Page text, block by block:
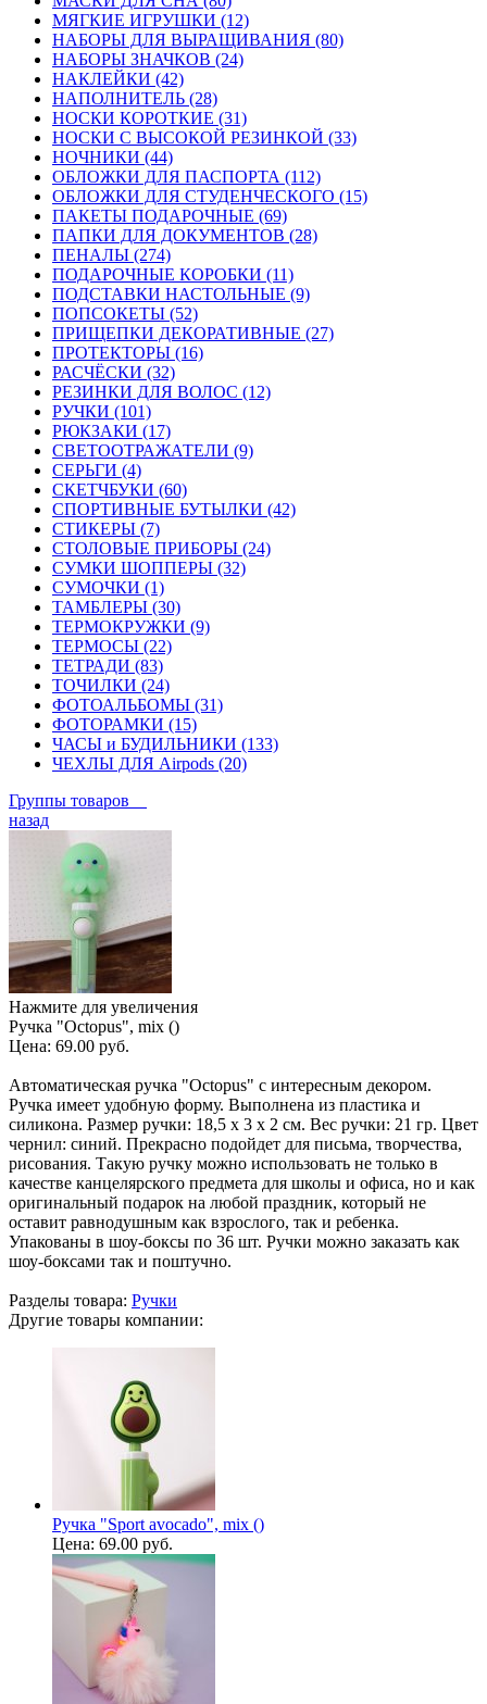
МЯГКИЕ ИГРУШКИ (12)
НАБОРЫ ДЛЯ ВЫРАЩИВАНИЯ (80)
НАБОРЫ ЗНАЧКОВ (24)
НАКЛЕЙКИ (42)
НАПОЛНИТЕЛЬ (28)
НОСКИ КОРОТКИЕ (31)
НОСКИ С ВЫСОКОЙ РЕЗИНКОЙ (33)
НОЧНИКИ (44)
ОБЛОЖКИ ДЛЯ ПАСПОРТА (112)
ОБЛОЖКИ ДЛЯ СТУДЕНЧЕСКОГО (15)
ПАКЕТЫ ПОДАРОЧНЫЕ (69)
ПАПКИ ДЛЯ ДОКУМЕНТОВ (28)
ПЕНАЛЫ (274)
ПОДАРОЧНЫЕ КОРОБКИ (11)
ПОДСТАВКИ НАСТОЛЬНЫЕ (9)
ПОПСОКЕТЫ (52)
ПРИЩЕПКИ ДЕКОРАТИВНЫЕ (27)
ПРОТЕКТОРЫ (16)
РАСЧЁСКИ (32)
РЕЗИНКИ ДЛЯ ВОЛОС (12)
РУЧКИ (101)
РЮКЗАКИ (17)
СВЕТООТРАЖАТЕЛИ (9)
СЕРЬГИ (4)
СКЕТЧБУКИ (60)
СПОРТИВНЫЕ БУТЫЛКИ (42)
СТИКЕРЫ (7)
СТОЛОВЫЕ ПРИБОРЫ (24)
СУМКИ ШОППЕРЫ (32)
СУМОЧКИ (1)
ТАМБЛЕРЫ (30)
ТЕРМОКРУЖКИ (9)
ТЕРМОСЫ (22)
ТЕТРАДИ (83)
ТОЧИЛКИ (24)
ФОТОАЛЬБОМЫ (31)
ФОТОРАМКИ (15)
ЧАСЫ и БУДИЛЬНИКИ (133)
ЧЕХЛЫ ДЛЯ Airpods (20)
Группы товаров
назад
Нажмите для увеличения
Ручка "Octopus", mix ()
Цена: 69.00 руб.
Автоматическая ручка "Octopus" с интересным декором.
Ручка имеет удобную форму. Выполнена из пластика и
силикона. Размер ручки: 18,5 х 3 х 2 см. Вес ручки: 21 гр. Цвет
чернил: синий. Прекрасно подойдет для письма, творчества,
рисования. Такую ручку можно использовать не только в
качестве канцелярского предмета для школы и офиса, но и как
оригинальный подарок на любой праздник, который не
оставит равнодушным как взрослого, так и ребенка.
Упакованы в шоу-боксы по 36 шт. Ручки можно заказать как
шоу-боксами так и поштучно.
Разделы товара: Ручки
Другие товары компании:
Ручка "Sport avocado", mix ()
Цена: 69.00 руб.